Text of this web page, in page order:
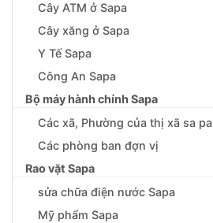
Cây ATM ở Sapa
Cây xăng ở Sapa
Y Tế Sapa
Công An Sapa
Bộ máy hành chính Sapa
Các xã, Phường của thị xã sa pa
Các phòng ban đợn vị
Rao vặt Sapa
sửa chữa điện nước Sapa
Mỹ phẩm Sapa